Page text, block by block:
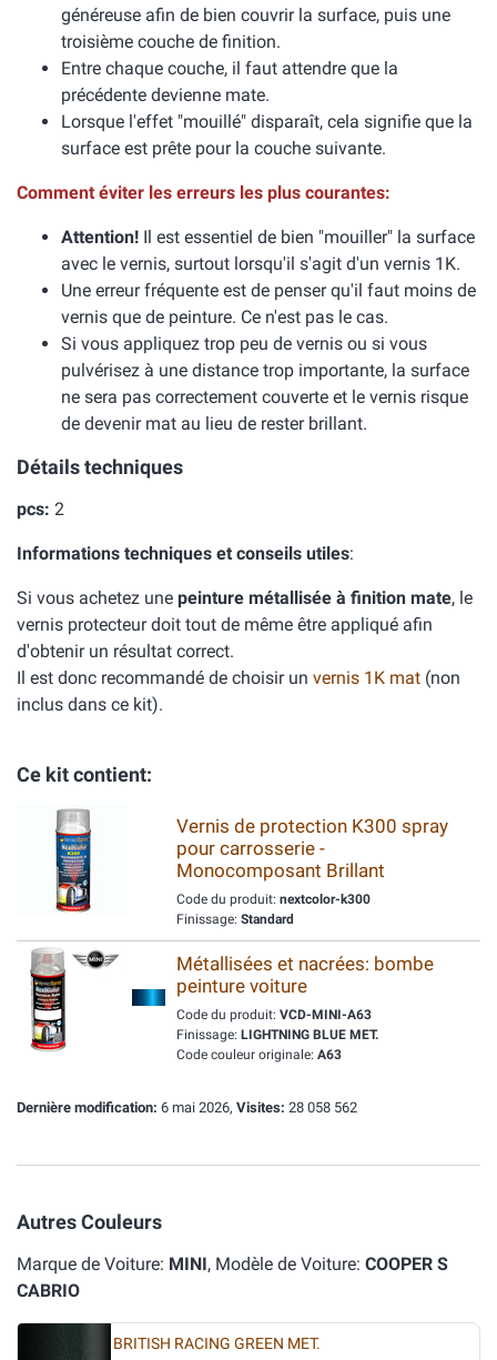
généreuse afin de bien couvrir la surface, puis une
troisième couche de finition.
Entre chaque couche, il faut attendre que la
précédente devienne mate.
Lorsque l'effet "mouillé" disparaît, cela signifie que la
surface est prête pour la couche suivante.
Comment éviter les erreurs les plus courantes:
Attention! Il est essentiel de bien "mouiller" la surface
avec le vernis, surtout lorsqu'il s'agit d'un vernis 1K.
Une erreur fréquente est de penser qu'il faut moins de
vernis que de peinture. Ce n'est pas le cas.
Si vous appliquez trop peu de vernis ou si vous
pulvérisez à une distance trop importante, la surface
ne sera pas correctement couverte et le vernis risque
de devenir mat au lieu de rester brillant.
Détails techniques
pcs: 2
Informations techniques et conseils utiles:
Si vous achetez une peinture métallisée à finition mate, le
vernis protecteur doit tout de même être appliqué afin
d'obtenir un résultat correct.
Il est donc recommandé de choisir un vernis 1K mat (non
inclus dans ce kit).
Ce kit contient:
Vernis de protection K300 spray
pour carrosserie -
Monocomposant Brillant
Code du produit: nextcolor-k300
Finissage: Standard
Métallisées et nacrées: bombe
peinture voiture
Code du produit: VCD-MINI-A63
Finissage: LIGHTNING BLUE MET.
Code couleur originale: A63
Dernière modification: 6 mai 2026, Visites: 28 058 562
Autres Couleurs
Marque de Voiture: MINI, Modèle de Voiture: COOPER S
CABRIO
BRITISH RACING GREEN MET.